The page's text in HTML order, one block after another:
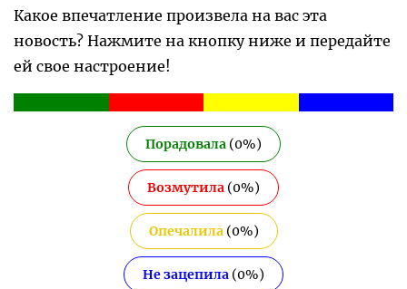
Какое впечатление произвела на вас эта
новость? Нажмите на кнопку ниже и передайте
ей свое настроение!
Порадовала (0%)
Возмутила (0%)
Опечалила(0%)
Не зацепила (0%)